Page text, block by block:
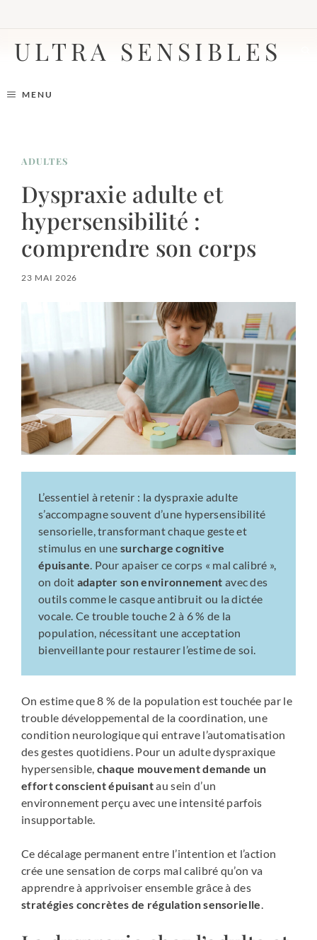
contenu
ULTRA SENSIBLES
MENU
ADULTES
Dyspraxie adulte et
hypersensibilité :
comprendre son corps
23 MAI 2026
L’essentiel à retenir : la dyspraxie adulte
s’accompagne souvent d’une hypersensibilité
sensorielle, transformant chaque geste et
stimulus en unesurcharge cognitive
épuisante. Pour apaiser ce corps « mal calibré »,
on doit adapter son environnement avec des
outils comme le casque antibruit ou la dictée
vocale. Ce trouble touche 2 à 6 % de la
population, nécessitant une acceptation
bienveillante pour restaurer l’estime de soi.
On estime que 8 % de la population est touchée par le
trouble développemental de la coordination, une
condition neurologique qui entrave l’automatisation
des gestes quotidiens. Pour un adulte dyspraxique
hypersensible, chaque mouvement demande un
effort conscient épuisantau sein d’un
environnement perçu avec une intensité parfois
insupportable.
Ce décalage permanent entre l’intention et l’action
crée une sensation de corps mal calibré qu’on va
apprendre à apprivoiser ensemble grâce à des
stratégies concrètes de régulation sensorielle.